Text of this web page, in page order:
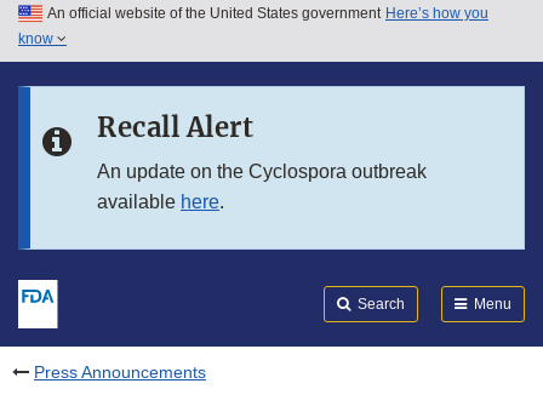
Skip to main content
Skip to in this section menu
An official website of the United States government Here’s how you
know
Recall Alert
An update on the Cyclospora outbreak
available here.
Search Menu
Press Announcements